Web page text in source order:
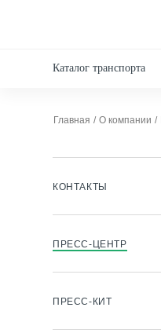
Каталог транспорта
Главная О компании
КОНТАКТЫ
ПРЕСС-ЦЕНТР
ПРЕСС-КИТ